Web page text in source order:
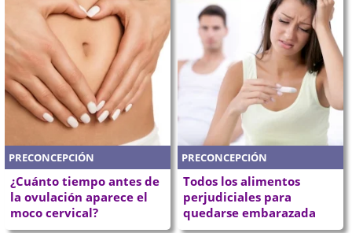
PRECONCEPCIÓN
¿Cuánto tiempo antes de
la ovulación aparece el
moco cervical?
PRECONCEPCIÓN
Todos los alimentos
perjudiciales para
quedarse embarazada